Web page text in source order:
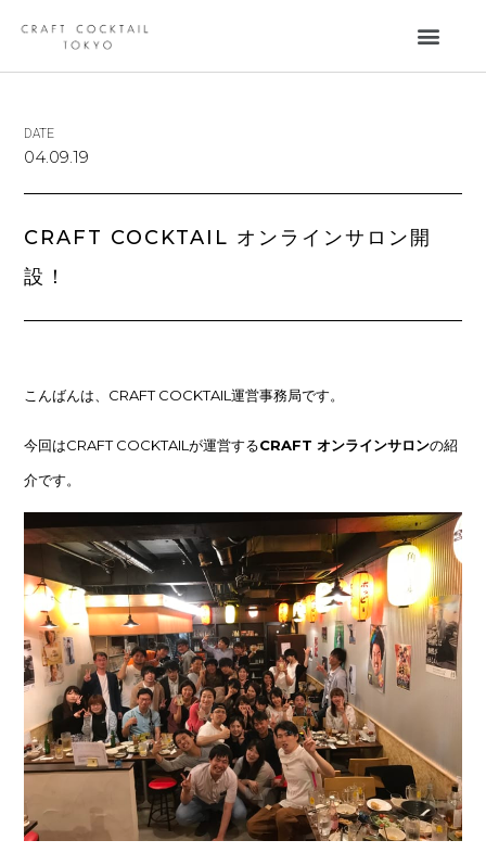
DATE
04.09.19
CRAFT COCKTAIL オンラインサロン開
設！
こんばんは、CRAFT COCKTAIL運営事務局です。
今回はCRAFT COCKTAILが運営するCRAFT オンラインサロンの紹
介です。